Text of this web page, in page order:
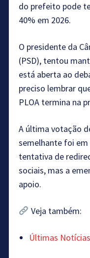
do prefeito pode
40% em 2026.
O presidente da
(PSD), tentou
está aberta ao
preciso lembrar
PLOA termina na
A última votação
semelhante foi
tentativa de
sociais, mas a
apoio.
Veja também:
Últimas Notícias